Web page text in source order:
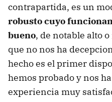
contrapartida, es un
robusto cuyo
bueno, de notable alto
que no nos ha
hecho es el primer
hemos probado y nos
experiencia muy